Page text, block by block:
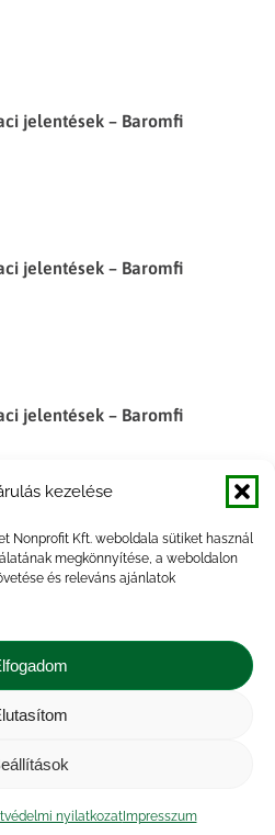
kezelése
Nonprofit Kft. weboldala sütiket használ
megkönnyítése, a weboldalon
és releváns ajánlatok
nyilatkozatImpresszum
jelentések – Baromfi
jelentések – Baromfi
jelentések – Baromfi
jelentések – Baromfi
jelentések – Baromfi